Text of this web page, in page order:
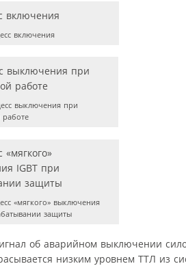
включения
выключения при
«мягкого» выключения
защиты
об аварийном выключении
низким уровнем ТТЛ из